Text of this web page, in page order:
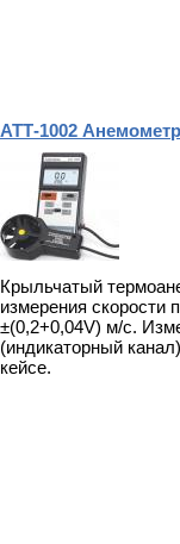
АТТ-1002 Анемометр
Крыльчатый
измерения скорости
±(0,2+0,04V) м/с.
(индикаторный
кейсе.